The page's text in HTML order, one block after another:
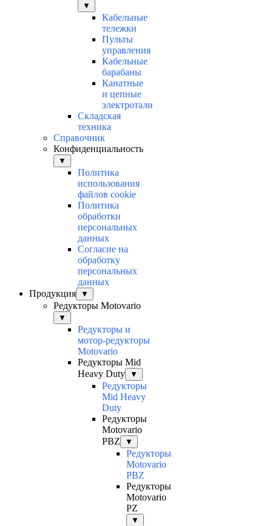
▼
Кабельные
тележки
Пульты
управления
Кабельные
барабаны
Канатные
и цепные
электротали
Складская
техника
Справочник
Конфиденциальность
▼
Политика
использования
файлов cookie
Политика
обработки
персональных
данных
Согласие на
обработку
персональных
данных
Продукция
▼
Редукторы Motovario
▼
Редукторы и
мотор-редукторы
Motovario
Редукторы Mid
Heavy Duty
▼
Редукторы
Mid Heavy
Duty
Редукторы
Motovario
PBZ
▼
Редукторы
Motovario
PBZ
Редукторы
Motovario
PZ
▼